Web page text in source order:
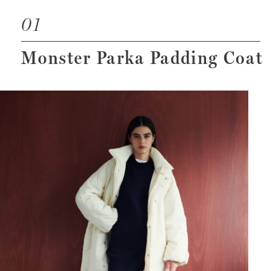
01
Monster Parka Padding Coat